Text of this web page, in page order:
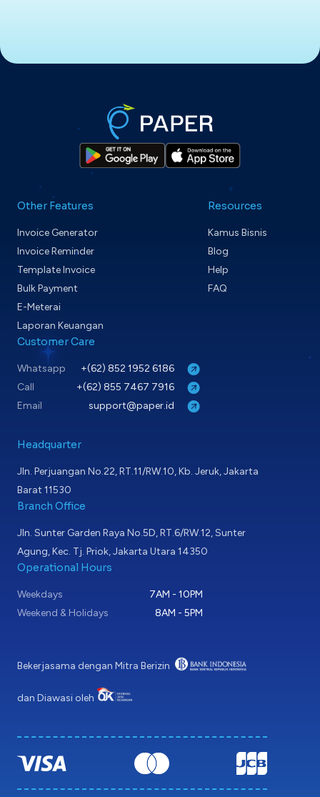
Other Features
Invoice Generator
Invoice Reminder
Template Invoice
Bulk Payment
E-Meterai
Laporan Keuangan
Resources
Kamus Bisnis
Blog
Help
FAQ
Customer Care
Whatsapp
+(62) 852 1952 6186
Call
+(62) 855 7467 7916
Email
support@paper.id
Headquarter
Jln. Perjuangan No.22, RT.11/RW.10, Kb. Jeruk, Jakarta
Barat 11530
Branch Office
Jln. Sunter Garden Raya No.5D, RT.6/RW.12, Sunter
Agung, Kec. Tj. Priok, Jakarta Utara 14350
Operational Hours
Weekdays
7AM - 10PM
Weekend & Holidays
8AM - 5PM
Bekerjasama dengan Mitra Berizin
dan Diawasi oleh